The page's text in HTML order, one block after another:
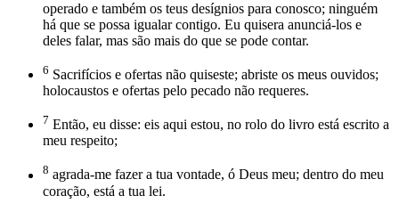
operado e também os teus desígnios para conosco; ninguém
há que se possa igualar contigo. Eu quisera anunciá-los e
deles falar, mas são mais do que se pode contar.
6 Sacrifícios e ofertas não quiseste; abriste os meus ouvidos;
holocaustos e ofertas pelo pecado não requeres.
7 Então, eu disse: eis aqui estou, no rolo do livro está escrito a
meu respeito;
8 agrada-me fazer a tua vontade, ó Deus meu; dentro do meu
coração, está a tua lei.